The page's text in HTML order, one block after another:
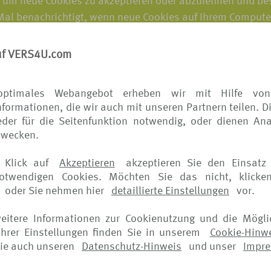
VERS4U.com
Webangebot erheben wir mit Hilfe von
die wir auch mit unseren Partnern teilen.
für die Seitenfunktion notwendig, oder dienen
Klick auf Akzeptieren
akzeptieren Sie den
Cookies. Möchten Sie das nicht,
oder Sie nehmen hier detaillierte Einstellungen vor.
Informationen zur Cookienutzung und die
Einstellungen finden Sie in unserem
Cookie-
auch unseren
Datenschutz-Hinweis und unser
benachrichtigt, wenn neue Cookies auf Ihrem
Sie Cookies verwalten können, finden Sie auf den
Cookies zu deaktivieren, werden Sie von unseren
Zum Beispiel könnten Sie eventuell Ihrem
in Anspruch nehmen, bei denen ansonsten
anderer Unternehmen zeigen, wird normalerweise
darüber bereitgestellt, wie Sie ihre Einstellungen zu
verfügbar.
Wir dürfen den Hinweis jederzeit ändern,
Aktualisierungen. Falls die Änderungen bedeutsam
Darüber hinaus verschicken wir eine
erachten.